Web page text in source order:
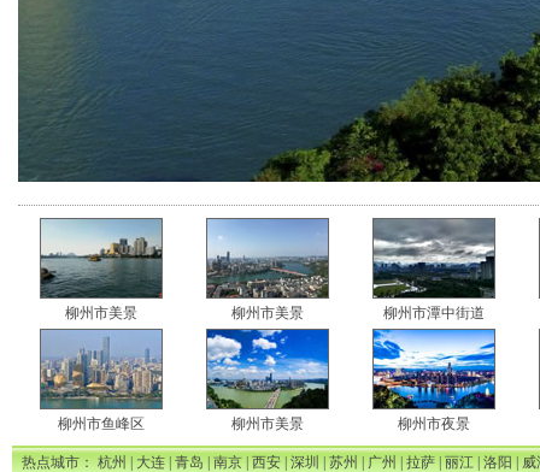
柳州市美景 柳州市美景 柳州市潭中街道
柳州市鱼峰区 柳州市美景 柳州市夜景
热点城市：杭州|大连|青岛|南京|西安|深圳|苏州|广州|拉萨|丽江|洛阳|威